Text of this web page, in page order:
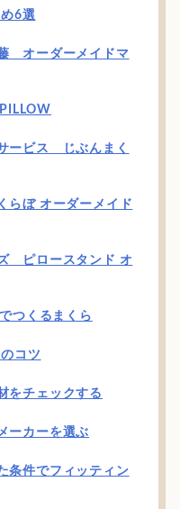
6選
オーダーメイドマ
ービス じぶんまく
ぼ オーダーメイド
ピロースタンド オ
つくるまくら
コツ
をチェックする
ーカーを選ぶ
条件でフィッティン